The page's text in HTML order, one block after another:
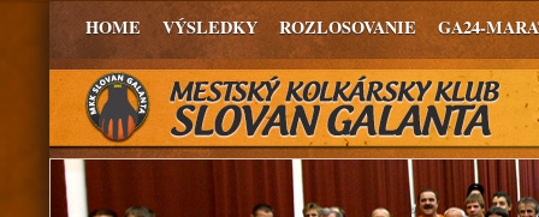
HOME VÝSLEDKY ROZLOSOVANIE GA24-